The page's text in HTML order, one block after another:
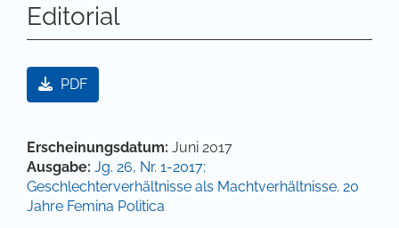
Editorial
Artikel-Sidebar
PDF
Hauptsächlicher Artikelinhalt
Artikel-Details
Erscheinungsdatum: Juni 2017
Ausgabe: Jg. 26, Nr. 1-2017:
Geschlechterverhältnisse als Machtverhältnisse. 20
Jahre Femina Politica